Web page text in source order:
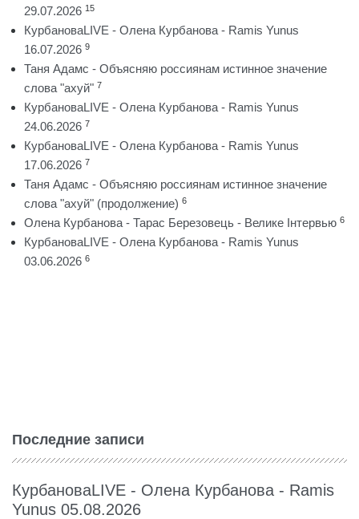
29.07.2026 15
КурбановаLIVE - Олена Курбанова - Ramis Yunus
16.07.2026 9
Таня Адамс - Объясняю россиянам истинное значение
слова "ахуй" 7
КурбановаLIVE - Олена Курбанова - Ramis Yunus
24.06.2026 7
КурбановаLIVE - Олена Курбанова - Ramis Yunus
17.06.2026 7
Таня Адамс - Объясняю россиянам истинное значение
слова "ахуй" (продолжение) 6
Олена Курбанова - Тарас Березовець - Велике Інтервью 6
КурбановаLIVE - Олена Курбанова - Ramis Yunus
03.06.2026 6
Последние записи
КурбановаLIVE - Олена Курбанова - Ramis
Yunus 05.08.2026